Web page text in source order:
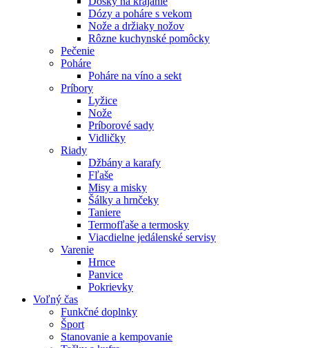
Dózy a poháre s vekom
Nože a držiaky nožov
Rôzne kuchynské pomôcky
Pečenie
Poháre
Poháre na víno a sekt
Príbory
Lyžice
Nože
Príborové sady
Vidličky
Riady
Džbány a karafy
Fľaše
Misy a misky
Šálky a hrnčeky
Taniere
Termofľaše a termosky
Viacdielne jedálenské servisy
Varenie
Hrnce
Panvice
Pokrievky
Voľný čas
Funkčné doplnky
Šport
Stanovanie a kempovanie